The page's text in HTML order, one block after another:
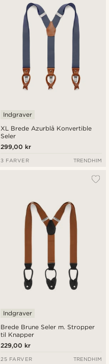
XL Brede Azurblå Konvertible
Seler
Indgraver
299,00 kr
3 FARVER TRENDHIM
Brede Brune Seler m. Stropper
til Knapper
Indgraver
229,00 kr
25 FARVER TRENDHIM